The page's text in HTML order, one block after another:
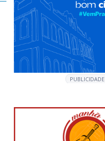
PUBLICIDADE